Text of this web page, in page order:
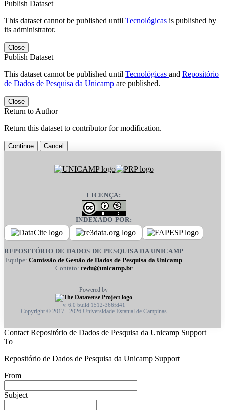
Publish Dataset
This dataset cannot be published until Tecnológicas is published by
its administrator.
Close
Publish Dataset
This dataset cannot be published until Tecnológicas and Repositório
de Dados de Pesquisa da Unicamp are published.
Close
Return to Author
Return this dataset to contributor for modification.
Continue Cancel
LICENÇA:
INDEXADO POR:
REPOSITÓRIO DE DADOS DE PESQUISA DA UNICAMP
Equipe: Comissão de Gestão de Dados de Pesquisa da Unicamp
Contato: redu@unicamp.br
Powered by
v. 6.0 build 1512-366fd41
Copyright © 2017 - 2026 Universidade Estatual de Campinas
Contact Repositório de Dados de Pesquisa da Unicamp Support
To
Repositório de Dados de Pesquisa da Unicamp Support
From
Subject